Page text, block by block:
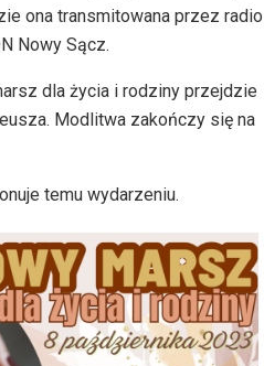
ona transmitowana przez radio
Nowy Sącz.
dla życia i rodziny przejdzie
Modlitwa zakończy się na
temu wydarzeniu.